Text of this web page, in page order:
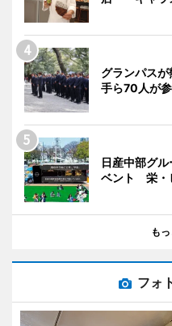
グランパス
手ら70人が
日産中部グ
ベント 栄・
も
フォ